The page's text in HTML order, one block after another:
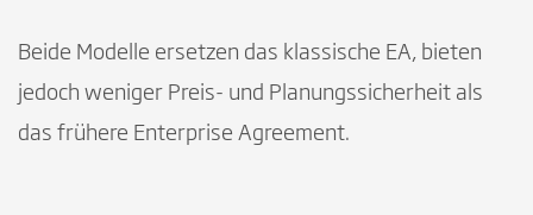
Beide Modelle ersetzen das klassische EA, bieten
jedoch weniger Preis- und Planungssicherheit als
das frühere Enterprise Agreement.